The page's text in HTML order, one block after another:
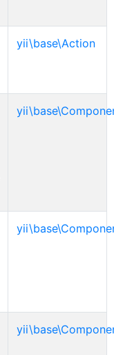
yii\base\Action